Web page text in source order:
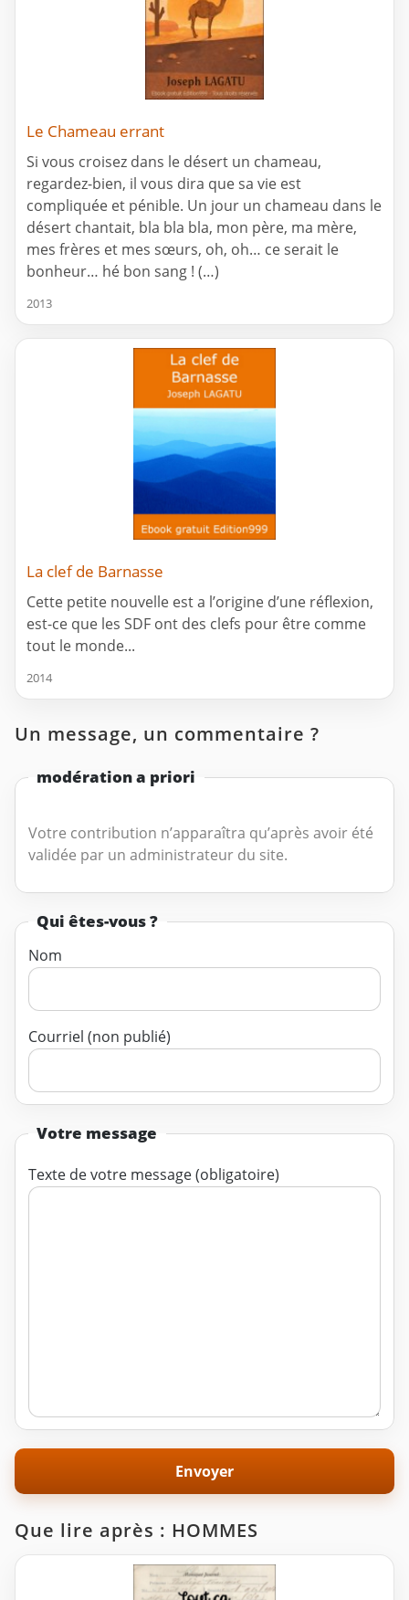
Le Chameau errant
Si vous croisez dans le désert un chameau,
regardez-bien, il vous dira que sa vie est
compliquée et pénible. Un jour un chameau dans le
désert chantait, bla bla bla, mon père, ma mère,
mes frères et mes sœurs, oh, oh… ce serait le
bonheur… hé bon sang ! (…)
2013
La clef de Barnasse
Cette petite nouvelle est a l’origine d’une réflexion,
est-ce que les SDF ont des clefs pour être comme
tout le monde...
2014
Un message, un commentaire ?
modération a priori
Votre contribution n’apparaîtra qu’après avoir été
validée par un administrateur du site.
Qui êtes-vous ?
Nom
Courriel (non publié)
Votre message
Texte de votre message (obligatoire)
Que lire après : HOMMES